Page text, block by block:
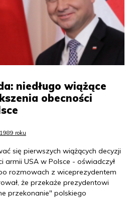
niedługo wiążące
obecności
roku
się pierwszych wiążących decyzji
armii USA w Polsce - oświadczył
rozmowach z wiceprezydentem
że przekaże prezydentowi
przekonanie" polskiego